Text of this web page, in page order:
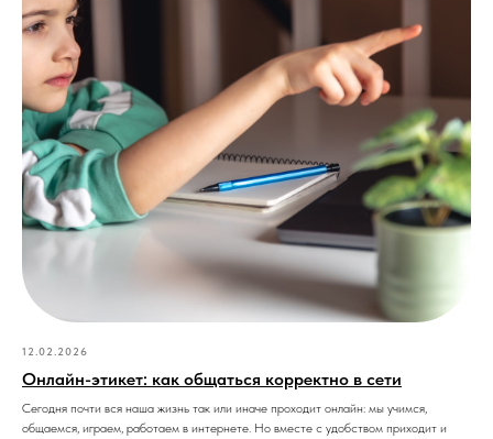
12.02.2026
Онлайн-этикет: как общаться корректно в сети
Сегодня почти вся наша жизнь так или иначе проходит онлайн: мы учимся,
общаемся, играем, работаем в интернете. Но вместе с удобством приходит и